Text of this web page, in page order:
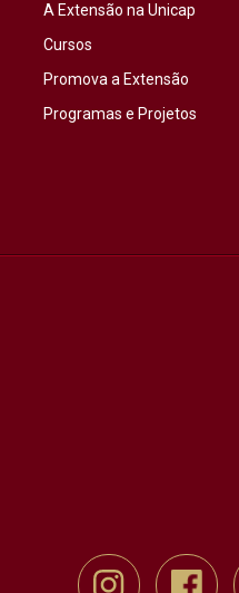
A Extensão na Unicap
Cursos
Promova a Extensão
Programas e Projetos